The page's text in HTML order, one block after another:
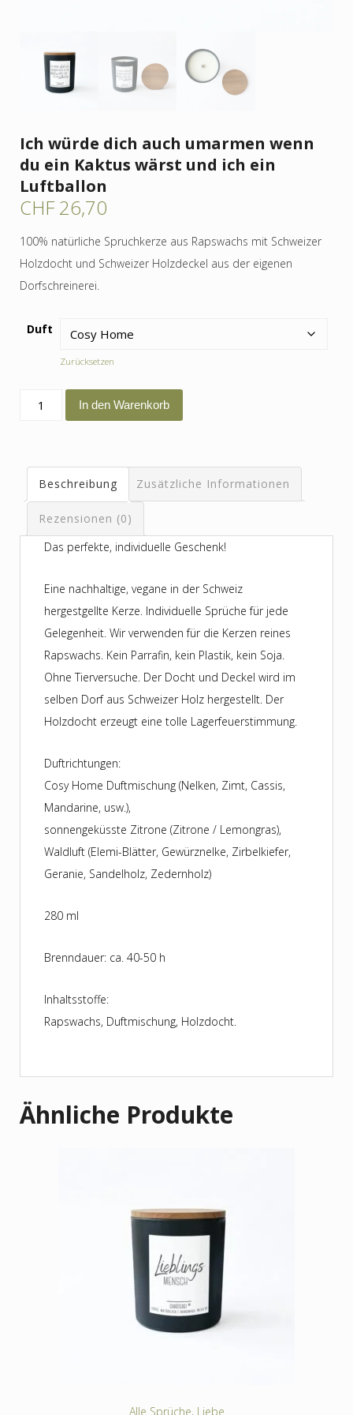
Ich würde dich auch umarmen wenn
du ein Kaktus wärst und ich ein
Luftballon
CHF26,70
100% natürliche Spruchkerze aus Rapswachs mit Schweizer
Holzdocht und Schweizer Holzdeckel aus der eigenen
Dorfschreinerei.
Duft
Zurücksetzen
auch
umarmen
du
wärst
Luftballon
Menge
In den Warenkorb
Beschreibung Zusätzliche Informationen
Rezensionen (0)
Das perfekte, individuelle Geschenk!
Eine nachhaltige, vegane in der Schweiz
hergestgellte Kerze. Individuelle Sprüche für jede
Gelegenheit. Wir verwenden für die Kerzen reines
Rapswachs. Kein Parrafin, kein Plastik, kein Soja.
Ohne Tierversuche. Der Docht und Deckel wird im
selben Dorf aus Schweizer Holz hergestellt. Der
Holzdocht erzeugt eine tolle Lagerfeuerstimmung.
Duftrichtungen:
Cosy Home Duftmischung (Nelken, Zimt, Cassis,
Mandarine, usw.),
sonnengeküsste Zitrone (Zitrone / Lemongras),
Waldluft (Elemi-Blätter, Gewürznelke, Zirbelkiefer,
Geranie, Sandelholz, Zedernholz)
280 ml
Brenndauer: ca. 40-50 h
Inhaltsstoffe:
Rapswachs, Duftmischung, Holzdocht.
Ähnliche Produkte
Alle Sprüche, Liebe